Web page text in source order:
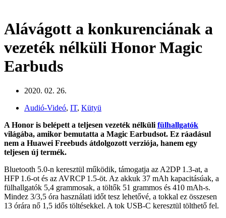
Alávágott a konkurenciának a
vezeték nélküli Honor Magic
Earbuds
2020. 02. 26.
Audió-Videó, IT, Kütyü
A Honor is belépett a teljesen vezeték nélkülifülhallgatók
világába, amikor bemutatta a Magic Earbudsot. Ez ráadásul
nem a Huawei Freebuds átdolgozott verziója, hanem egy
teljesen új termék.
Bluetooth 5.0-n keresztül működik, támogatja az A2DP 1.3-at, a
HFP 1.6-ot és az AVRCP 1.5-öt. Az akkuk 37 mAh kapacitásúak, a
fülhallgatók 5,4 grammosak, a töltők 51 grammos és 410 mAh-s.
Mindez 3/3,5 óra használati időt tesz lehetővé, a tokkal ez összesen
13 órára nő 1,5 idős töltésekkel. A tok USB-C keresztül tölthető fel.